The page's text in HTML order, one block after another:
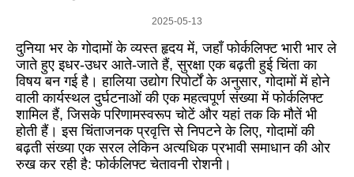
2025-05-13
दुनिया भर के गोदामों के व्यस्त हृदय में, जहाँ फोर्कलिफ्ट भारी भार ले
जाते हुए इधर-उधर आते-जाते हैं, सुरक्षा एक बढ़ती हुई चिंता का
विषय बन गई है। हालिया उद्योग रिपोर्टों के अनुसार, गोदामों में होने
वाली कार्यस्थल दुर्घटनाओं की एक महत्वपूर्ण संख्या में फोर्कलिफ्ट
शामिल हैं, जिसके परिणामस्वरूप चोटें और यहां तक कि मौतें भी
होती हैं। इस चिंताजनक प्रवृत्ति से निपटने के लिए, गोदामों की
बढ़ती संख्या एक सरल लेकिन अत्यधिक प्रभावी समाधान की ओर
रुख कर रही है: फोर्कलिफ्ट चेतावनी रोशनी।​